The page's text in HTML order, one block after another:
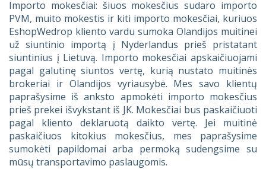
Importo mokesčiai: šiuos mokesčius sudaro importo
PVM, muito mokestis ir kiti importo mokesčiai, kuriuos
EshopWedrop kliento vardu sumoka Olandijos muitinei
už siuntinio importą į Nyderlandus prieš pristatant
siuntinius į Lietuvą. Importo mokesčiai apskaičiuojami
pagal galutinę siuntos vertę, kurią nustato muitinės
brokeriai ir Olandijos vyriausybė. Mes savo klientų
paprašysime iš anksto apmokėti importo mokesčius
prieš prekei išvykstant iš JK. Mokesčiai bus paskaičiuoti
pagal kliento deklaruotą daikto vertę. Jei muitinė
paskaičiuos kitokius mokesčius, mes paprašysime
sumokėti papildomai arba permoką sudengsime su
mūsų transportavimo paslaugomis.